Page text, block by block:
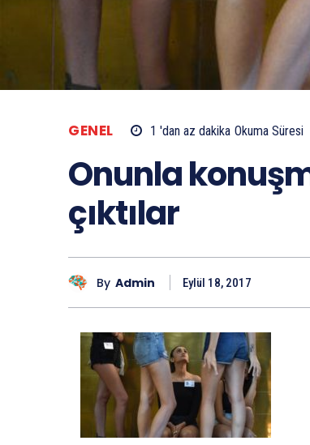
GENEL 1 'dan az dakika Okuma Süresi
Onunla
çıktılar
By Admin Eylül 18, 2017